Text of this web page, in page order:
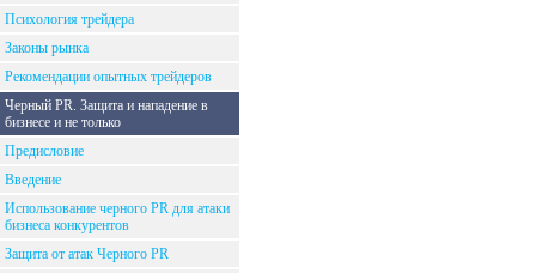
Психология трейдера
Законы рынка
Рекомендации опытных трейдеров
Черный PR. Защита и нападение в
бизнесе и не только
Предисловие
Введение
Использование черного PR для атаки
бизнеса конкурентов
Защита от атак Черного PR